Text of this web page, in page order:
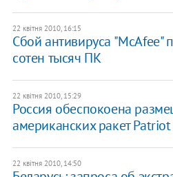
22 квітня 2010, 16:15
Сбой антивируса "McAfee"
сотен тысяч ПК
22 квітня 2010, 15:29
Россия обеспокоена
американских ракет
22 квітня 2010, 14:50